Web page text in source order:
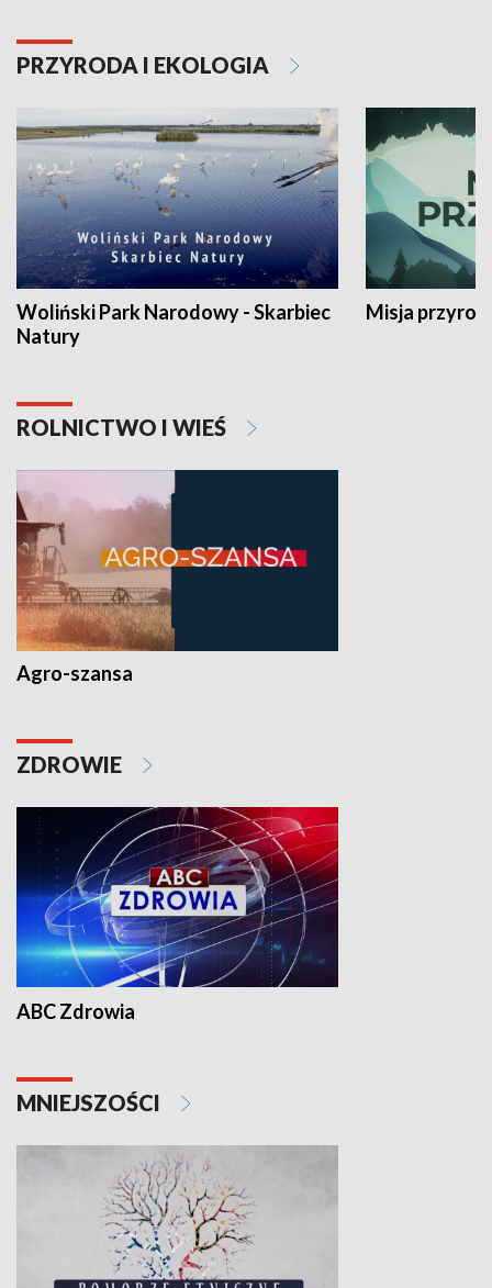
PRZYRODA I EKOLOGIA
Woliński Park Narodowy - Skarbiec
Natury
Misja
ROLNICTWO I WIEŚ
Agro-szansa
ZDROWIE
ABC Zdrowia
MNIEJSZOŚCI